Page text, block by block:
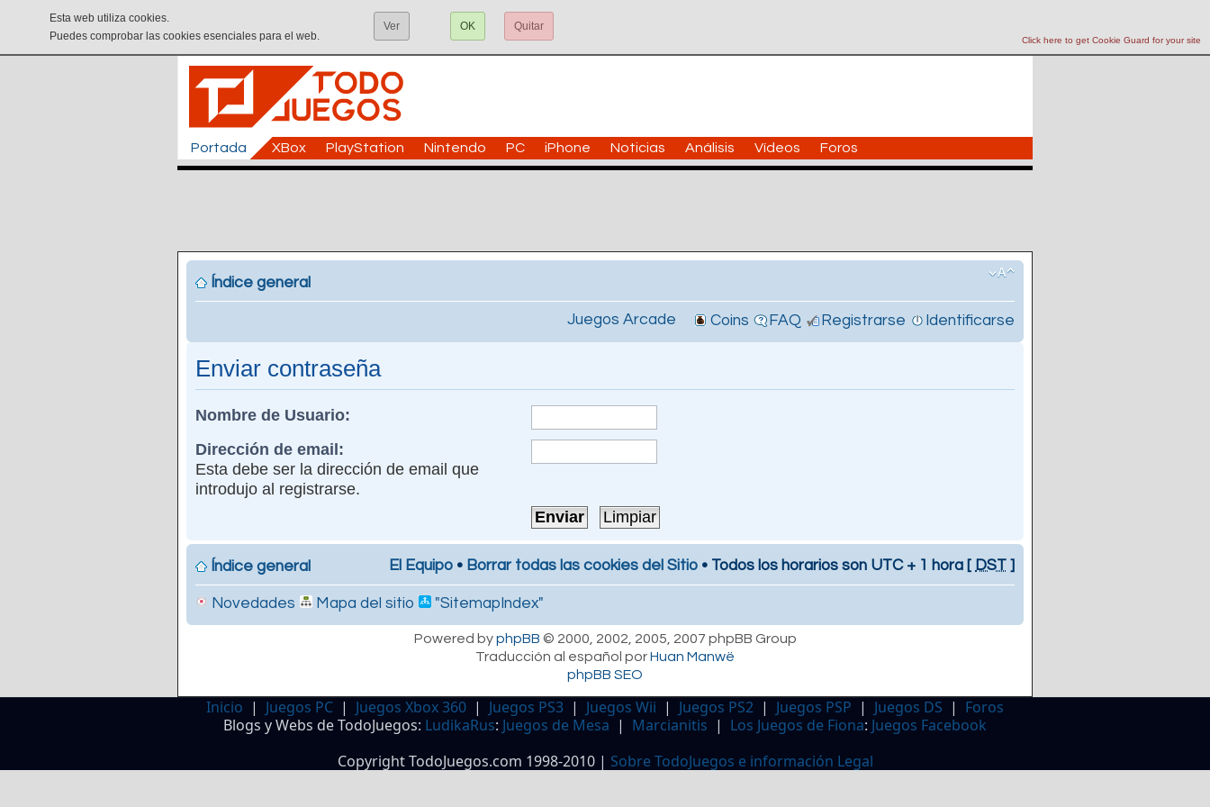
Click here to get Cookie Guard for your site
Esta web utiliza cookies.
Puedes comprobar las cookies esenciales para el web.
Ver OK Quitar
Portada XBox PlayStation Nintendo PC iPhone Noticias Análisis Vídeos Foros
Índice general
Juegos Arcade Coins FAQ Registrarse Identificarse
Enviar contraseña
Nombre de Usuario:
Dirección de email:
Esta debe ser la dirección de email que
introdujo al registrarse.
Índice general El Equipo • Borrar todas las cookies del Sitio • Todos los horarios son UTC + 1 hora [ DST ]
Novedades Mapa del sitio "SitemapIndex"
Powered byphpBB © 2000, 2002, 2005, 2007 phpBB Group
Traducción al español porHuan Manwë
phpBB SEO
Inicio | Juegos PC | Juegos Xbox 360 | Juegos PS3 | Juegos Wii | Juegos PS2 | Juegos PSP | Juegos DS | Foros
Blogs y Webs de TodoJuegos: LudikaRus: Juegos de Mesa | Marcianitis | Los Juegos de Fiona: Juegos Facebook
Copyright TodoJuegos.com 1998-2010 | Sobre TodoJuegos e información Legal